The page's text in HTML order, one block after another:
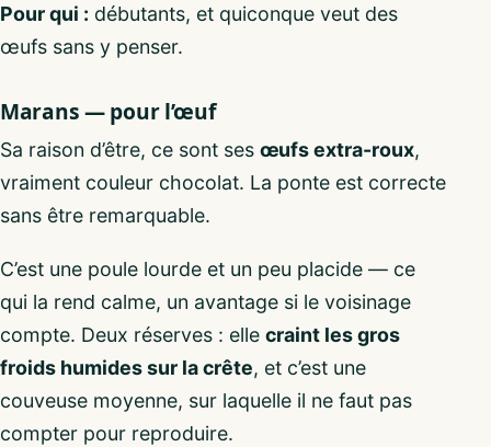
Pour qui : débutants, et quiconque veut des
œufs sans y penser.
Marans — pour l’œuf
Sa raison d’être, ce sont ses œufs extra-roux,
vraiment couleur chocolat. La ponte est correcte
sans être remarquable.
C’est une poule lourde et un peu placide — ce
qui la rend calme, un avantage si le voisinage
compte. Deux réserves : elle craint les gros
froids humides sur la crête, et c’est une
couveuse moyenne, sur laquelle il ne faut pas
compter pour reproduire.